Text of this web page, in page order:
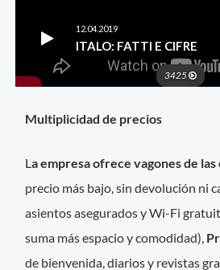
Multiplicidad de precios
La empresa ofrece vagones de
precio más bajo, sin devolución ni
asientos asegurados y Wi-Fi
suma más espacio y comodidad),
de bienvenida, diarios y revistas